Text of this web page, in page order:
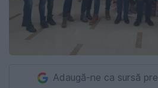
Adaugă-ne ca sursă